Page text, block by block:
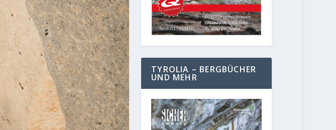
TYROLIA – BERGBÜCHER
UND MEHR